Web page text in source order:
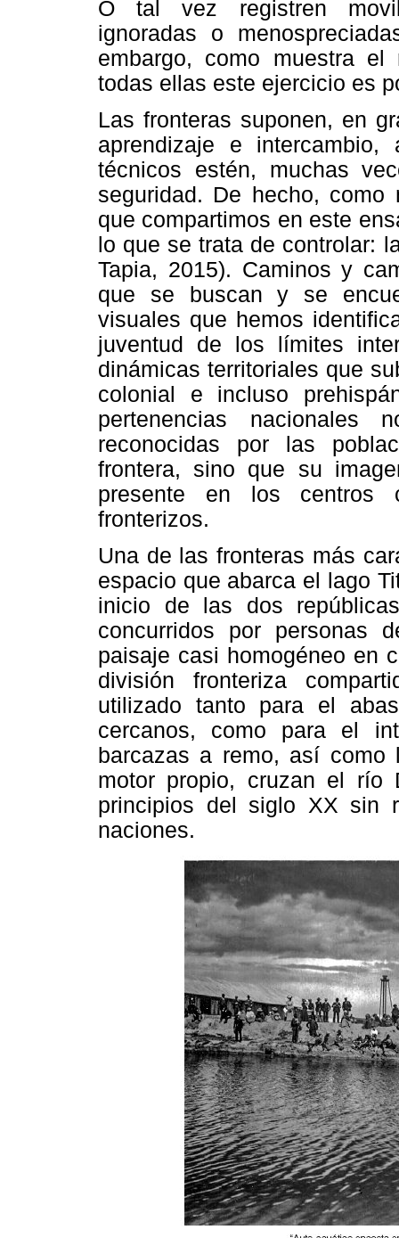
O tal vez registren
ignoradas o
embargo, como muestra
todas ellas este ejercicio es
Las fronteras suponen, en
aprendizaje e
técnicos estén, muchas
seguridad. De hecho,
que compartimos en este
lo que se trata de controlar:
Tapia, 2015). Caminos y
que se buscan y se
visuales que hemos
juventud de los límites
dinámicas territoriales que
colonial e incluso
pertenencias nacionales
reconocidas por las
frontera, sino que su
presente en los centros
fronterizos.
Una de las fronteras más
espacio que abarca el lago
inicio de las dos
concurridos por personas
paisaje casi homogéneo en
división fronteriza
utilizado tanto para el
cercanos, como para el
barcazas a remo, así como
motor propio, cruzan el río
principios del siglo XX sin
naciones.